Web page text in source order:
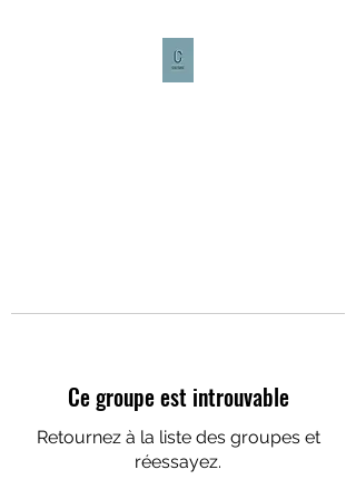
Ce groupe est introuvable
Retournez à la liste des groupes et
réessayez.